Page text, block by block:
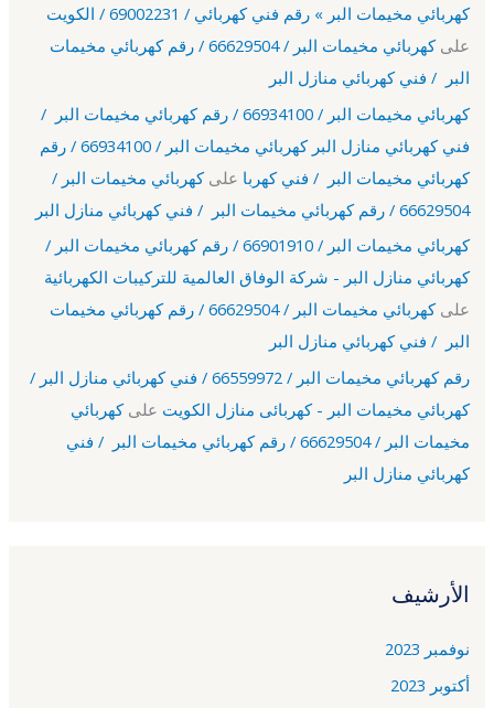
كهربائي مخيمات البر » رقم فني كهربائي / 69002231 / الكويت
على
كهربائي مخيمات البر / 66629504 / رقم كهربائي مخيمات
البر / فني كهربائي منازل البر
كهربائي مخيمات البر / 66934100 / رقم كهربائي مخيمات البر /
فني كهربائي منازل البر كهربائي مخيمات البر / 66934100 / رقم
كهربائي مخيمات البر / فني كهربا علىكهربائي مخيمات البر /
66629504 / رقم كهربائي مخيمات البر / فني كهربائي منازل البر
كهربائي مخيمات البر / 66901910 / رقم كهربائي مخيمات البر /
كهربائي منازل البر - شركة الوفاق العالمية للتركيبات الكهربائية
على
كهربائي مخيمات البر / 66629504 / رقم كهربائي مخيمات
البر / فني كهربائي منازل البر
رقم كهربائي مخيمات البر / 66559972 / فني كهربائي منازل البر /
كهربائي مخيمات البر - كهربائى منازل الكويت علىكهربائي
مخيمات البر / 66629504 / رقم كهربائي مخيمات البر / فني
كهربائي منازل البر
الأرشيف
نوفمبر 2023
أكتوبر 2023